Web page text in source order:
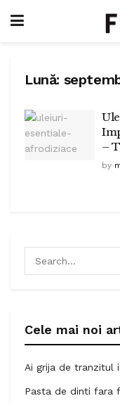
Lună:
–
by
Cele mai noi
Ai grija de tranzitul
Pasta de dinti fara